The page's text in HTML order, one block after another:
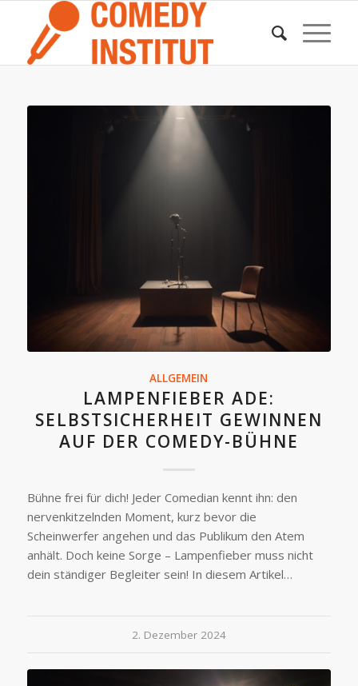
ALLGEMEIN
LAMPENFIEBER ADE:
SELBSTSICHERHEIT GEWINNEN
AUF DER COMEDY-BÜHNE
Bühne frei für dich! Jeder Comedian kennt ihn: den
nervenkitzelnden Moment, kurz bevor die
Scheinwerfer angehen und das Publikum den Atem
anhält. Doch keine Sorge – Lampenfieber muss nicht
dein ständiger Begleiter sein! In diesem Artikel…
2. Dezember 2024